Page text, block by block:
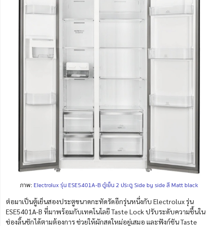
ภาพ: Electrolux รุ่น ESE5401A-B ตู้เย็น 2 ประตู Side by side สี Matt black
ต่อมาเป็นตู้เย็นสองประตูขนาดกะทัดรัดอีกรุ่นหนึ่งกับ Electrolux รุ่น
ESE5401A-B ที่มาพร้อมกับเทคโนโลยี Taste Lock ปรับระดับความชื้นใน
ช่องลิ้นชักได้ตามต้องการ ช่วยให้ผักสดใหม่อยู่เสมอ และฟังก์ชัน Taste